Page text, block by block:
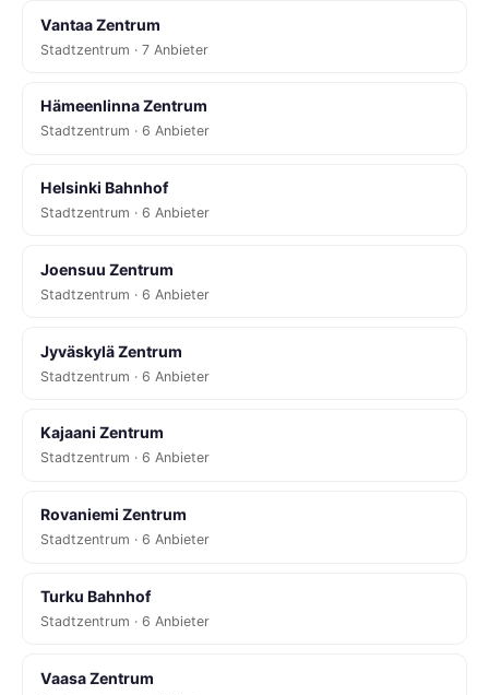
Vantaa Zentrum
Stadtzentrum · 7 Anbieter
Hämeenlinna Zentrum
Stadtzentrum · 6 Anbieter
Helsinki Bahnhof
Stadtzentrum · 6 Anbieter
Joensuu Zentrum
Stadtzentrum · 6 Anbieter
Jyväskylä Zentrum
Stadtzentrum · 6 Anbieter
Kajaani Zentrum
Stadtzentrum · 6 Anbieter
Rovaniemi Zentrum
Stadtzentrum · 6 Anbieter
Turku Bahnhof
Stadtzentrum · 6 Anbieter
Vaasa Zentrum